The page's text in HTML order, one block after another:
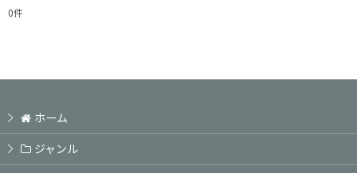
絞り込む
0件
ホーム
ジャンル